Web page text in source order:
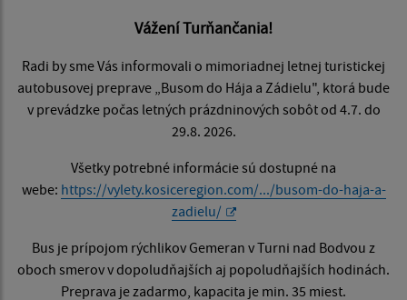
Vážení Turňančania!
Radi by sme Vás informovali o mimoriadnej letnej turistickej
autobusovej preprave „Busom do Hája a Zádielu", ktorá bude
v prevádzke počas letných prázdninových sobôt od 4.7. do
29.8. 2026.
Všetky potrebné informácie sú dostupné na
webe: https://vylety.kosiceregion.com/.../busom-do-haja-a-
zadielu/
Bus je prípojom rýchlikov Gemeran v Turni nad Bodvou z
oboch smerov v dopoludňajších aj popoludňajších hodinách.
Preprava je zadarmo, kapacita je min. 35 miest.